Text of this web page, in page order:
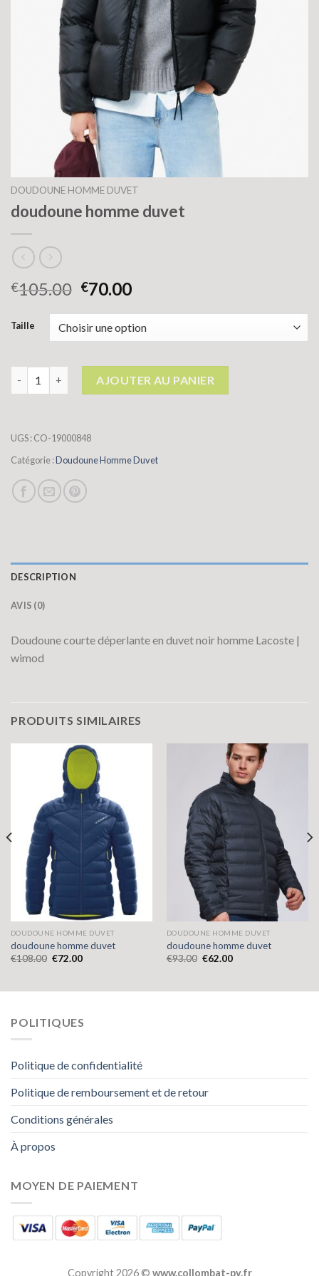
DOUDOUNE HOMME DUVET
doudoune homme duvet
€105.00 €70.00
Taille
AJOUTER AU PANIER
UGS :CO-19000848
Catégorie :Doudoune Homme Duvet
DESCRIPTION
AVIS (0)
Doudoune courte déperlante en duvet noir homme Lacoste |
wimod
PRODUITS SIMILAIRES
DOUDOUNE HOMME DUVET
doudoune homme duvet
€108.00 €72.00
DOUDOUNE HOMME DUVET
doudoune homme duvet
€93.00 €62.00
POLITIQUES
Politique de confidentialité
Politique de remboursement et de retour
Conditions générales
À propos
MOYEN DE PAIEMENT
Copyright 2026 © www.collombat-py.fr